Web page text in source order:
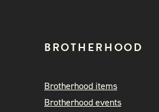
BROTHERHOOD
Brotherhood items
Brotherhood events